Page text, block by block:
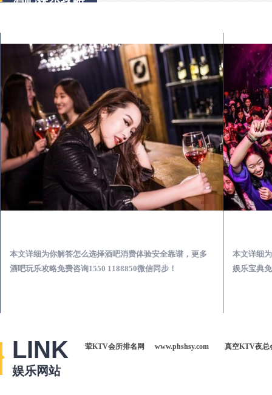
本文详细为你解答怎么选择酒吧消费体验安全靠谱，更多
酒吧玩乐攻略免费咨询1550 1188850微信同步！
本文详细
娱乐宝典
LINK
娱乐网站
荤KTV会所排名网 www.phshsy.com 真空KTV夜总